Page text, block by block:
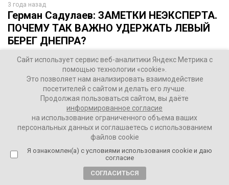
3 года назад
Герман Садулаев: ЗАМЕТКИ НЕЭКСПЕРТА.
ПОЧЕМУ ТАК ВАЖНО УДЕРЖАТЬ ЛЕВЫЙ
БЕРЕГ ДНЕПРА?
Сайт использует сервис веб-аналитики Яндекс Метрика с
помощью технологии «cookie».
Это позволяет нам анализировать взаимодействие
посетителей с сайтом и делать его лучше.
Продолжая пользоваться сайтом, вы даёте
информированное согласие
на использование ограниченного объема ваших
персональных данных и соглашаетесь с использованием
файлов cookie
Я ознакомлен(а) с условиями использования cookie и даю
согласие
СОГЛАСИТЬСЯ